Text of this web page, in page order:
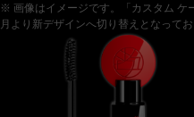
※ 画像はイメージです。「カスタム
月より新デザインへ切り替えとなってお